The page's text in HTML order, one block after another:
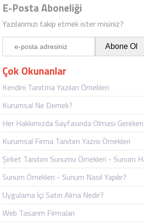
E-Posta Aboneliği
Yazılarımızı takip etmek ister misiniz?
Çok Okunanlar
Kendini Tanıtma Yazıları Örnekleri
Kurumsal Ne Demek?
Her Hakkımızda Sayfasında Olması
Kurumsal Firma Tanıtım Yazısı Örnekleri
Şirket Tanıtım Sunumu Örnekleri - Sunum
Sunum Örnekleri - Sunum Nasıl Yapılır?
Uygulama İçi Satın Alma Nedir?
Web Tasarım Firmaları